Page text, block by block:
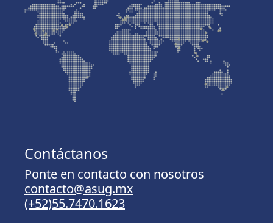
Contáctanos
Ponte en contacto con nosotros
contacto@asug.mx
(+52)55.7470.1623